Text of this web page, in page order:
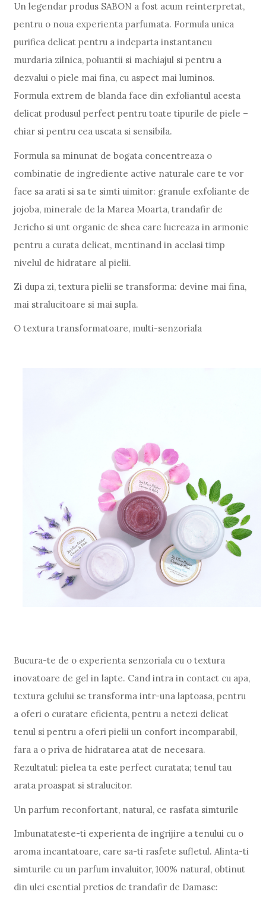
Un legendar produs SABON a fost acum reinterpretat,
pentru o noua experienta parfumata. Formula unica
purifica delicat pentru a indeparta instantaneu
murdaria zilnica, poluantii si machiajul si pentru a
dezvalui o piele mai fina, cu aspect mai luminos.
Formula extrem de blanda face din exfoliantul acesta
delicat produsul perfect pentru toate tipurile de piele –
chiar si pentru cea uscata si sensibila.
Formula sa minunat de bogata concentreaza o
combinatie de ingrediente active naturale care te vor
face sa arati si sa te simti uimitor: granule exfoliante de
jojoba, minerale de la Marea Moarta, trandafir de
Jericho si unt organic de shea care lucreaza in armonie
pentru a curata delicat, mentinand in acelasi timp
nivelul de hidratare al pielii.
Zi dupa zi, textura pielii se transforma: devine mai fina,
mai stralucitoare si mai supla.
O textura transformatoare, multi-senzoriala
Bucura-te de o experienta senzoriala cu o textura
inovatoare de gel in lapte. Cand intra in contact cu apa,
textura gelului se transforma intr-una laptoasa, pentru
a oferi o curatare eficienta, pentru a netezi delicat
tenul si pentru a oferi pielii un confort incomparabil,
fara a o priva de hidratarea atat de necesara.
Rezultatul: pielea ta este perfect curatata; tenul tau
arata proaspat si stralucitor.
Un parfum reconfortant, natural, ce rasfata simturile
Imbunatateste-ti experienta de ingrijire a tenului cu o
aroma incantatoare, care sa-ti rasfete sufletul. Alinta-ti
simturile cu un parfum invaluitor, 100% natural, obtinut
din ulei esential pretios de trandafir de Damasc: